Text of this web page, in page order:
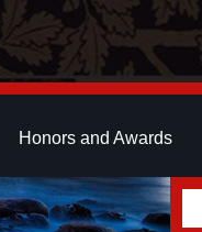
Honors and Awards